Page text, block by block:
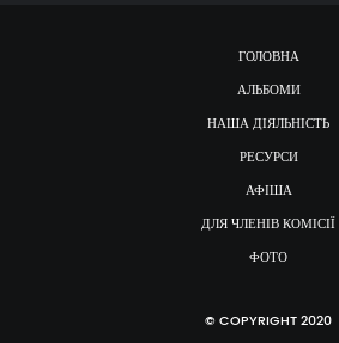
ГОЛОВНА
АЛЬБОМИ
НАША ДІЯЛЬНІСТЬ
РЕСУРСИ
АФІША
ДЛЯ ЧЛЕНІВ КОМІСІЇ
ФОТО
© COPYRIGHT 2020